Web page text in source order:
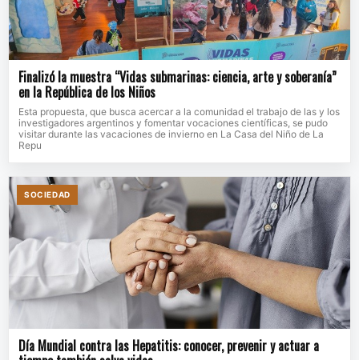
Finalizó la muestra “Vidas submarinas: ciencia, arte y soberanía”
en la República de los Niños
Esta propuesta, que busca acercar a la comunidad el trabajo de las y los
investigadores argentinos y fomentar vocaciones científicas, se pudo
visitar durante las vacaciones de invierno en La Casa del Niño de La
Repu
SOCIEDAD
Día Mundial contra las Hepatitis: conocer, prevenir y actuar a